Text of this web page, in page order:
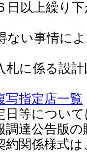
日以上繰り
ない事情に
札に係る設
写指定店一覧
日等につい
調達公告版
約関係様式は